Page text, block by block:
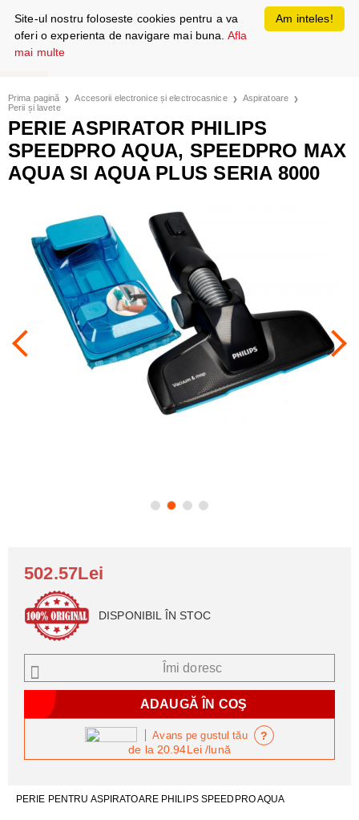
Prima pagină Accesorii electronice și electrocasnice
Aspiratoare
Perii și lavete
PERIE ASPIRATOR PHILIPS
SPEEDPRO AQUA, SPEEDPRO MAX
AQUA SI AQUA PLUS SERIA 8000
PERIE PENTRU ASPIRATOARE PHILIPS SPEEDPRO AQUA
502.57Lei
DISPONIBIL ÎN STOC
Îmi doresc
de la 20.94Lei/lună
Avans pe gustul tău ?
Am inteles!
Site-ul nostru foloseste cookies pentru a va
oferi o experienta de navigare mai buna. Afla
mai multe